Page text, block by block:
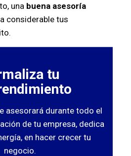
una buena asesoría
considerable tus
tu
asesorará durante todo el
de tu empresa, dedica
en hacer crecer tu
negocio.